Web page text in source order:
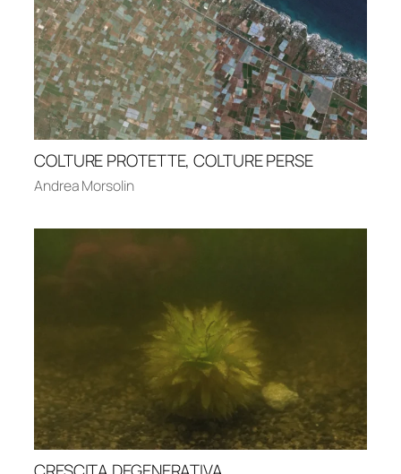
COLTURE PROTETTE, COLTURE PERSE
Andrea Morsolin